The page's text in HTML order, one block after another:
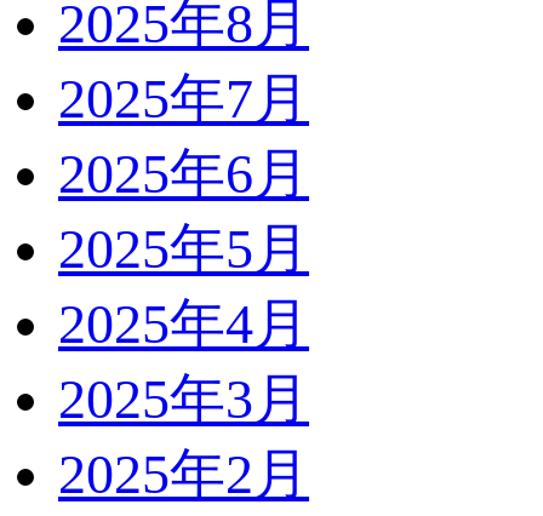
2025年8月
2025年7月
2025年6月
2025年5月
2025年4月
2025年3月
2025年2月